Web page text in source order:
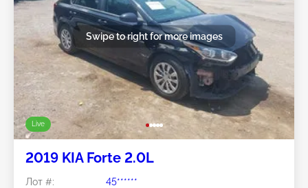
Live
Swipe to right for more images
2019 KIA Forte 2.0L
Лот #:
45******